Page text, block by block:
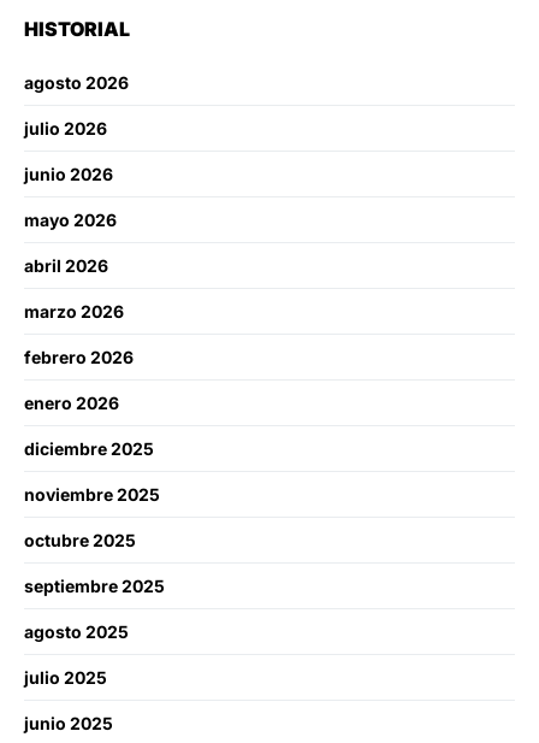
HISTORIAL
agosto 2026
julio 2026
junio 2026
mayo 2026
abril 2026
marzo 2026
febrero 2026
enero 2026
diciembre 2025
noviembre 2025
octubre 2025
septiembre 2025
agosto 2025
julio 2025
junio 2025